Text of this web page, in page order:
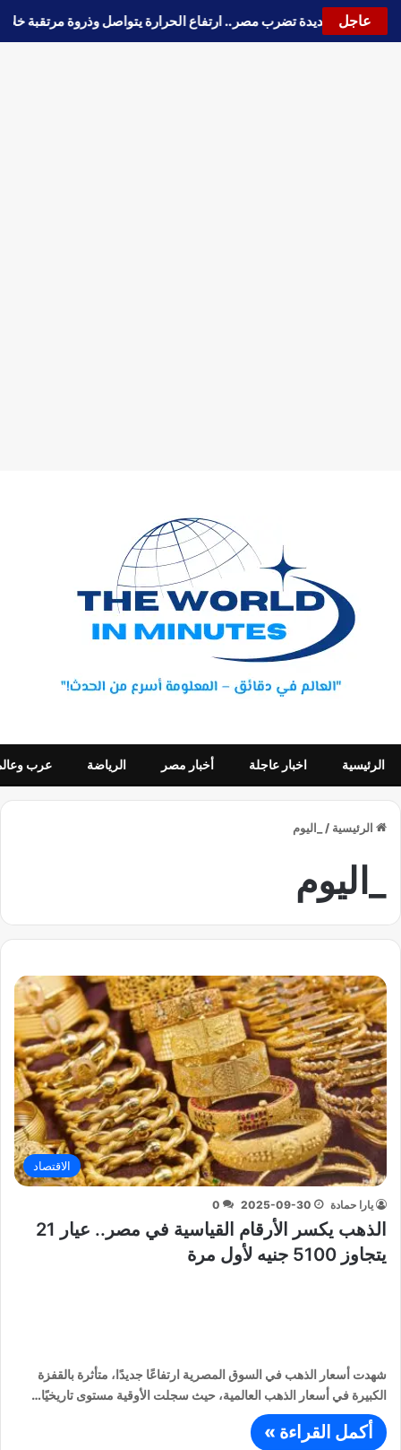
عاجل
موجة حارة جديدة تضرب مصر.. ارتفاع الحرارة يتواصل وذروة مرتقبة
الرئيسية اخبار عاجلة أخبار مصر الرياضة عرب
الرئيسية / _اليوم
_اليوم
الاقتصاد
يارا حمادة 2025-09-30
0
الذهب يكسر الأرقام القياسية في مصر.. عيار 21
يتجاوز 5100 جنيه لأول مرة
شهدت أسعار الذهب في السوق المصرية ارتفاعًا جديدًا، متأثرة بالقفزة
الكبيرة في أسعار الذهب العالمية، حيث سجلت الأوقية مستوى تاريخيًا…
أكمل القراءة »